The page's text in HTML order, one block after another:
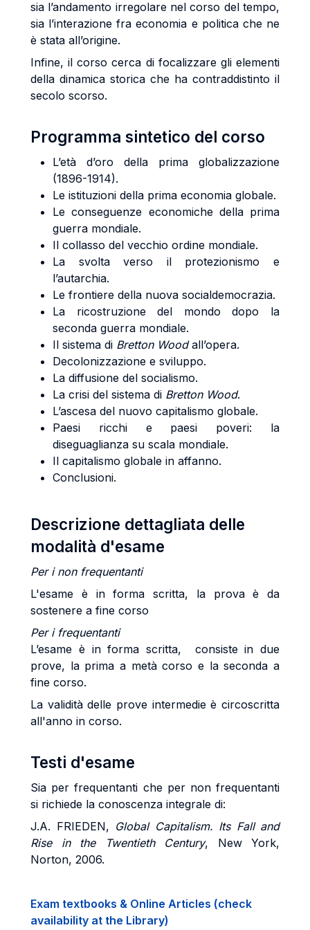
sia l’andamento irregolare nel corso del tempo,
sia l’interazione fra economia e politica che ne
è stata all’origine.
Infine, il corso cerca di focalizzare gli elementi
della dinamica storica che ha contraddistinto il
secolo scorso.
Programma sintetico del corso
L’età d’oro della prima globalizzazione
(1896-1914).
Le istituzioni della prima economia globale.
Le conseguenze economiche della prima
guerra mondiale.
Il collasso del vecchio ordine mondiale.
La svolta verso il protezionismo e
l’autarchia.
Le frontiere della nuova socialdemocrazia.
La ricostruzione del mondo dopo la
seconda guerra mondiale.
Il sistema di Bretton Woodall’opera.
Decolonizzazione e sviluppo.
La diffusione del socialismo.
La crisi del sistema di Bretton Wood.
L’ascesa del nuovo capitalismo globale.
Paesi ricchi e paesi poveri: la
diseguaglianza su scala mondiale.
Il capitalismo globale in affanno.
Conclusioni.
Descrizione dettagliata delle
modalità d'esame
Per i non frequentanti
L'esame è in forma scritta, la prova è da
sostenere a fine corso
Per i frequentanti
L’esame è in forma scritta, consiste in due
prove, la prima a metà corso e la seconda a
fine corso.
La validità delle prove intermedie è circoscritta
all'anno in corso.
Testi d'esame
Sia per frequentanti che per non frequentanti
si richiede la conoscenza integrale di:
J.A. FRIEDEN, Global Capitalism. Its Fall and
Rise in the Twentieth Century, New York,
Norton, 2006.
Exam textbooks & Online Articles (check
availability at the Library)